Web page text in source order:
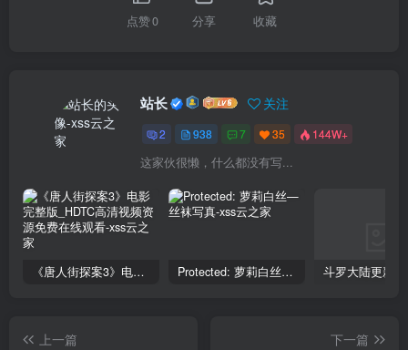
点赞0 分享 收藏
站长 关注
2 938 7 35 144W+
这家伙很懒，什么都没有写...
《唐人街探案3》电影完整版_HDTC高清视频资源免费在线观看 Protected: 萝莉白丝—丝袜写真
上一篇
下一篇